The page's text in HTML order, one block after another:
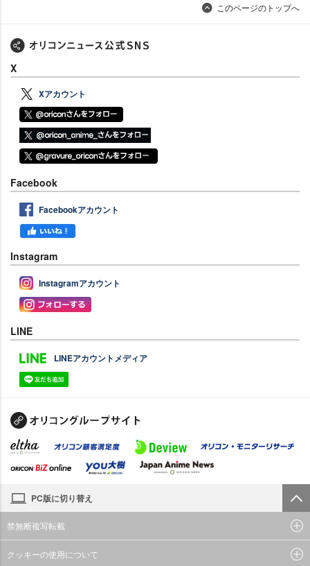
このページのトップへ
X
Xアカウント
Facebook
Facebookアカウント
Instagram
Instagramアカウント
LINE
LINEアカウントメディア
PC版に切り替え
禁無断複写転載
クッキーの使用について